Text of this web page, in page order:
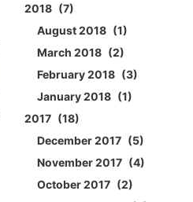
2018
7
August 2018
1
March 2018
2
February 2018
3
January 2018
1
2017
18
December 2017
5
November 2017
4
October 2017
2